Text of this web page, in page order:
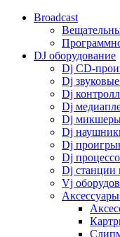
Broadcast
DJ оборудование
Dj CD-
Dj
Dj
Dj
Dj
Dj
Dj
Dj
Dj станции
Vj